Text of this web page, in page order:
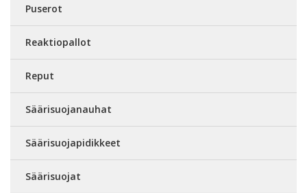
Puserot
Reaktiopallot
Reput
Säärisuojanauhat
Säärisuojapidikkeet
Säärisuojat